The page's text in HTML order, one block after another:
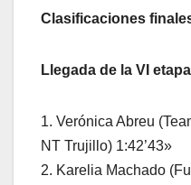
Clasificaciones
Llegada de la VI etapa
1. Verónica Abreu
NT Trujillo) 1:42’43»
2. Karelia Machado